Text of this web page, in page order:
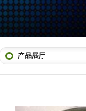
产品展厅